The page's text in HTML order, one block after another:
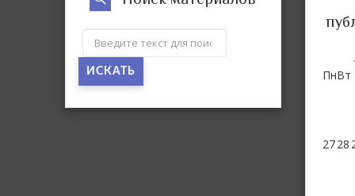
ИСКАТЬ
ПнВт
2728